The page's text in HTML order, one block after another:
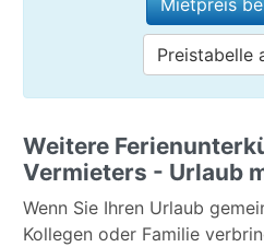
Preistabelle
Weitere
Vermieters - Urlaub
Wenn Sie Ihren Urlaub
Kollegen oder Familie